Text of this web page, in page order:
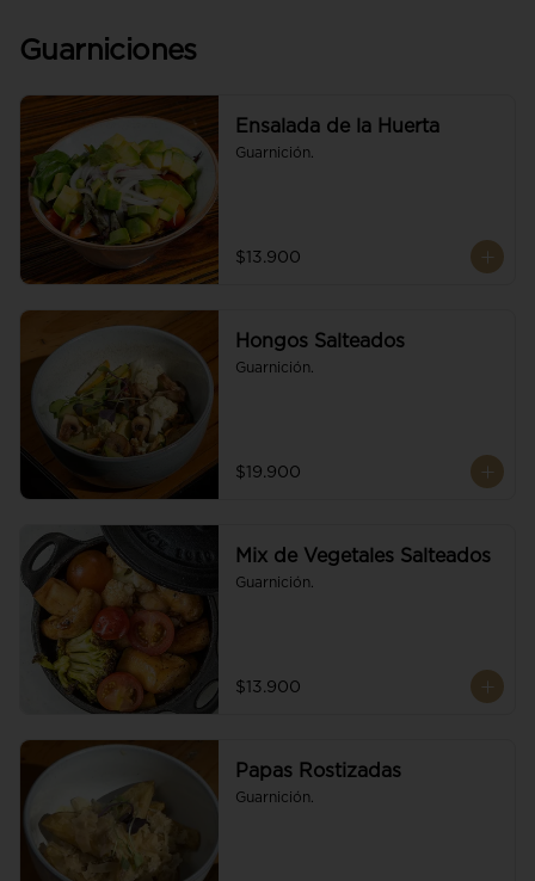
Guarniciones
Ensalada de la Huerta
Guarnición.
$13.900
Hongos Salteados
Guarnición.
$19.900
Mix de Vegetales Salteados
Guarnición.
$13.900
Papas Rostizadas
Guarnición.